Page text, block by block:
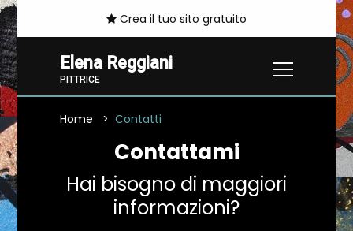
Crea il tuo sito gratuito
Elena Reggiani
PITTRICE
Home Contatti
Contattami
Hai bisogno di maggiori
informazioni?